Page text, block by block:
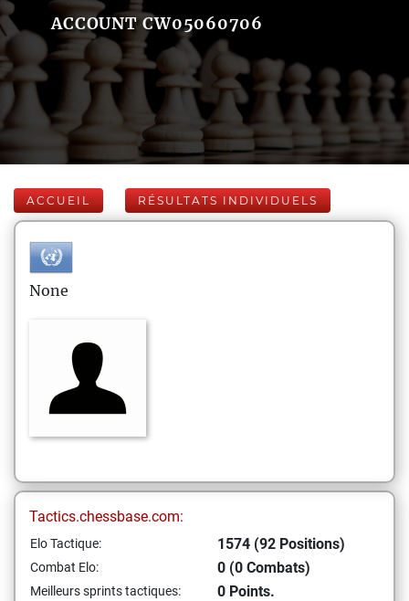
ACCOUNT CW05060706
ACCUEIL RÉSULTATS INDIVIDUELS
None
Tactics.chessbase.com:
Elo Tactique: 1574 (92 Positions)
Combat Elo: 0 (0 Combats)
Meilleurs sprints tactiques: 0 Points.